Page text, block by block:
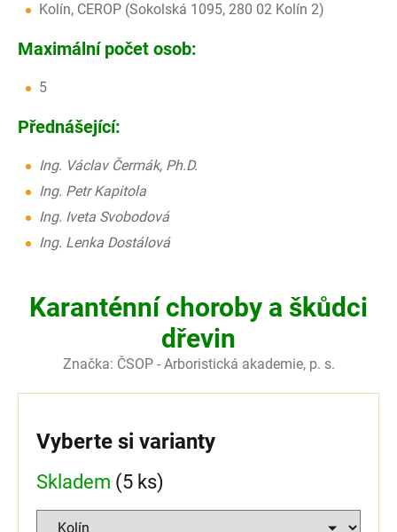
Karanténní choroby a škůdci
dřevin
Značka: ČSOP - Arboristická akademie, p. s.
Kolín, CEROP (Sokolská 1095, 280 02 Kolín 2)
Maximální počet osob:
5
Přednášející:
Ing. Václav Čermák, Ph.D.
Ing. Petr Kapitola
Ing. Iveta Svobodová
Ing. Lenka Dostálová
Vyberte si varianty
Skladem (5 ks)